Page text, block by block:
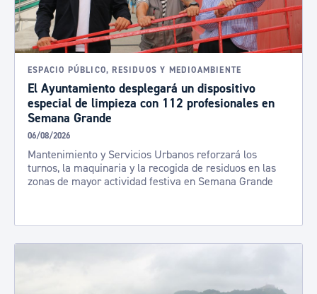
ESPACIO PÚBLICO, RESIDUOS Y MEDIOAMBIENTE
El Ayuntamiento desplegará un dispositivo
especial de limpieza con 112 profesionales en
Semana Grande
06/08/2026
Mantenimiento y Servicios Urbanos reforzará los
turnos, la maquinaria y la recogida de residuos en las
zonas de mayor actividad festiva en Semana Grande